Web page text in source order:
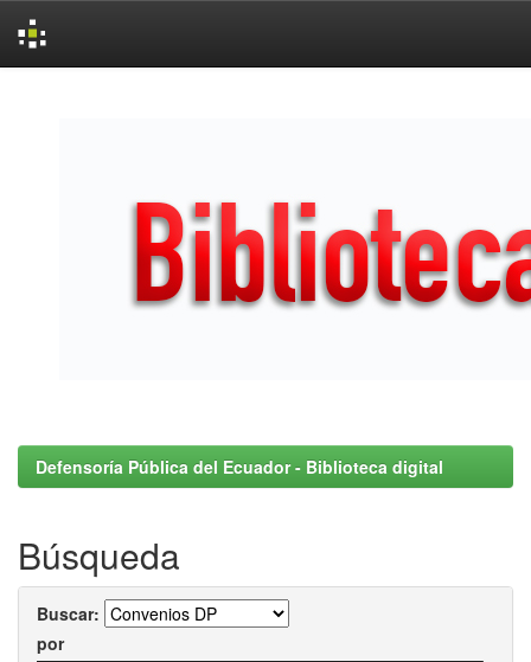
Defensoría Pública del Ecuador - Biblioteca digital
Búsqueda
Buscar:
por